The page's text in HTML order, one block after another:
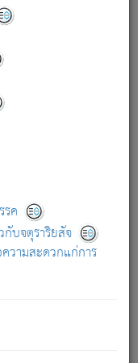
ค
บจตุราริยสัจ
วามสะดวกแก่การ
อมูลให้ถูกต้องมากที่สุด
การพิมพ์ครั้งล่าสุด
ผิดพลาด / แนะนำ